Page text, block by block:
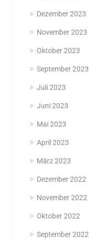
Dezember 2023
November 2023
Oktober 2023
September 2023
Juli 2023
Juni 2023
Mai 2023
April 2023
März 2023
Dezember 2022
November 2022
Oktober 2022
September 2022